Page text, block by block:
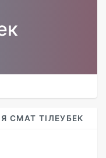
СМАТ ТІЛЕУБЕК